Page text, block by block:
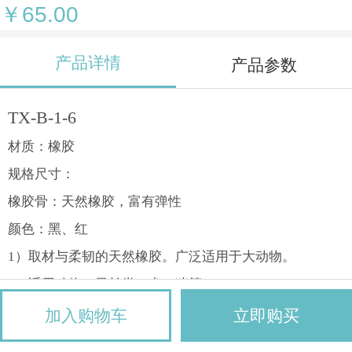
￥65.00
产品详情 产品参数
TX-B-1-6
材质：橡胶
规格尺寸：
橡胶骨： 天然橡胶，富有弹性
颜色：黑、红
1）取材与柔韧的天然橡胶。广泛适用于大动物。
2）适用动物：灵长类、犬、猪等
）可耐受：高压蒸汽灭菌
加入购物车 立即购买